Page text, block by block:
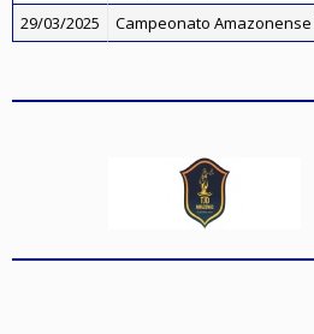
29/03/2025
Campeonato Amazonense